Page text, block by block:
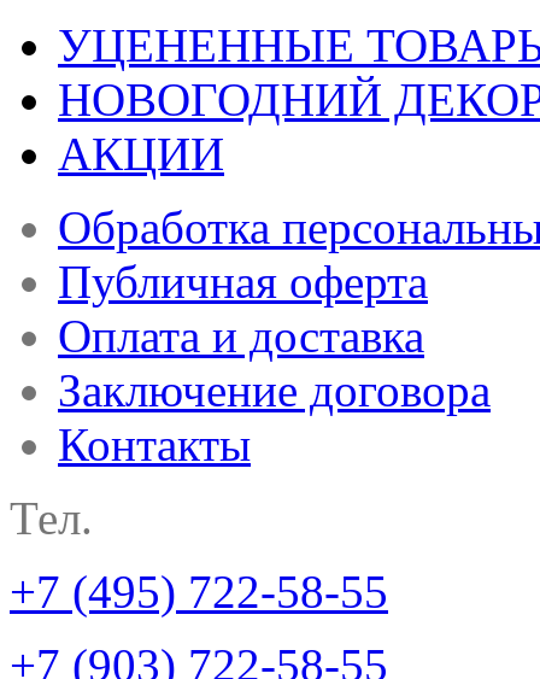
УЦЕНЕННЫЕ
НОВОГОДНИЙ
АКЦИИ
Обработка
Публичная оферта
Оплата и доставка
Заключение договора
Контакты
Тел.
+7 (495) 722-58-55
+7 (903) 722-58-55